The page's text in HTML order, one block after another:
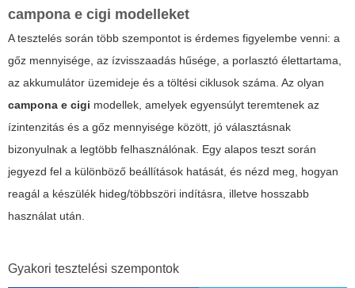
campona e cigi modelleket
A tesztelés során több szempontot is érdemes figyelembe venni: a
gőz mennyisége, az ízvisszaadás hűsége, a porlasztó élettartama,
az akkumulátor üzemideje és a töltési ciklusok száma. Az olyan
campona e cigi modellek, amelyek egyensúlyt teremtenek az
ízintenzitás és a gőz mennyisége között, jó választásnak
bizonyulnak a legtöbb felhasználónak. Egy alapos teszt során
jegyezd fel a különböző beállítások hatását, és nézd meg, hogyan
reagál a készülék hideg/többszöri indításra, illetve hosszabb
használat után.
Gyakori tesztelési szempontok